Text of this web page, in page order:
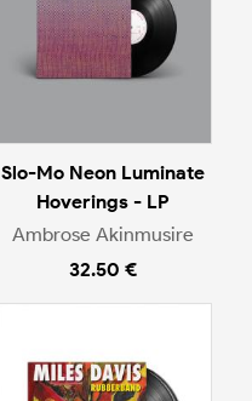
Slo-Mo Neon Luminate
Hoverings - LP
Ambrose Akinmusire
32.50 €